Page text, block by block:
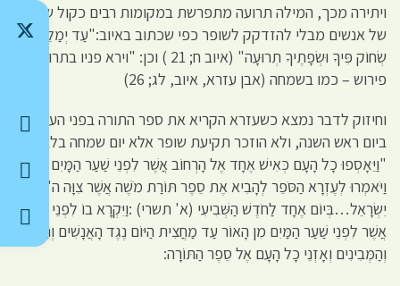
ויתירה מכך, המילה תרועה מתפרשת במקומות רבים כקול שמחה
של אנשים מבלי להזדקק לשופר כפי שכתוב באיוב:"עַד יְמַלֵּה
שְׂחוֹק פִּיךָ וּשְׂפָתֶיךָ תְרוּעָה" (איוב ח; 21 ) וכן: "וירא פניו בתרועה"
פירוש – כמו בשמחה (אבן עזרא, איוב, לג; 26)
וחיזוק לדבר נמצא כשעזרא הקריא את ספר התורה בפני העם,
ביום ראש השנה, ולא הוזכר תקיעת שופר אלא יום שמחה בלבד:
"וַיֵּאָסְפוּ כָל הָעָם כְּאִישׁ אֶחָד אֶל הָרְחוֹב אֲשֶׁר לִפְנֵי שַׁעַר הַמָּיִם
וַיֹּאמְרוּ לְעֶזְרָא הַסֹּפֵר לְהָבִיא אֶת סֵפֶר תּוֹרַת מֹשֶׁה אֲשֶׁר צִוָּה ה' אֶת
יִשְׂרָאֵל…בְּיוֹם אֶחָד לַחֹדֶשׁ הַשְּׁבִיעִי (א' תשרי) :וַיִּקְרָא בוֹ לִפְנֵי הָרְחוֹב
אֲשֶׁר לִפְנֵי שַׁעַר הַמַּיִם מִן הָאוֹר עַד מַחֲצִית הַיּוֹם נֶגֶד הָאֲנָשִׁים וְהַנָּשִׁים
וְהַמְּבִינִים וְאָזְנֵי כָל הָעָם אֶל סֵפֶר הַתּוֹרָה: